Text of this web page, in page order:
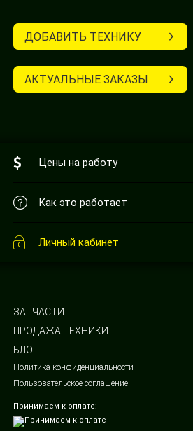
ДОБАВИТЬ ТЕХНИКУ
АКТУАЛЬНЫЕ ЗАКАЗЫ
Цены на работу
Как это работает
Личный кабинет
ЗАПЧАСТИ
ПРОДАЖА ТЕХНИКИ
БЛОГ
Политика конфиденциальности
Пользовательское соглашение
Принимаем к оплате: